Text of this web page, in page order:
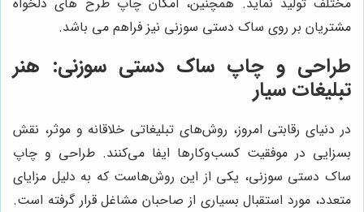
مشتریان بر روی ساک دستی سوزنی نیز فراهم می باشد.
طراحی و چاپ ساک دستی سوزنی: هنر
تبلیغات سیار
در دنیای رقابتی امروز، روش‌های تبلیغاتی خلاقانه و موثر، نقش
بسزایی در موفقیت کسب‌وکارها ایفا می‌کنند. طراحی و چاپ
ساک دستی سوزنی، یکی از این روش‌هاست که به دلیل مزایای
متعدد، مورد استقبال بسیاری از صاحبان مشاغل قرار گرفته است.